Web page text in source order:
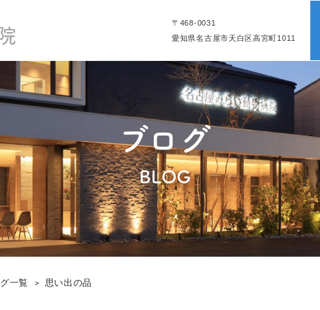
〒468-0031
愛知県名古屋市天白区高宮町1011
ブログ
BLOG
グ一覧 思い出の品